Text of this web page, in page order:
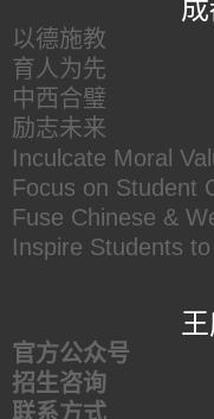
以德施教
育人为先
中西合璧
励志未来
Inculcate Moral
Focus on Student
Fuse Chinese &
Inspire Students
官方公众号
招生咨询
联系方式